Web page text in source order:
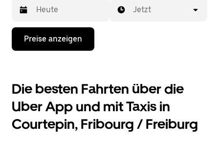
zugewiesen wird.
Drücke
Nach-
mit
dem
Kalender
zu
interagieren
und
Jetzt
Preise anzeigen
Die besten Fahrten über die
Uber App und mit Taxis in
Courtepin, Fribourg / Freiburg